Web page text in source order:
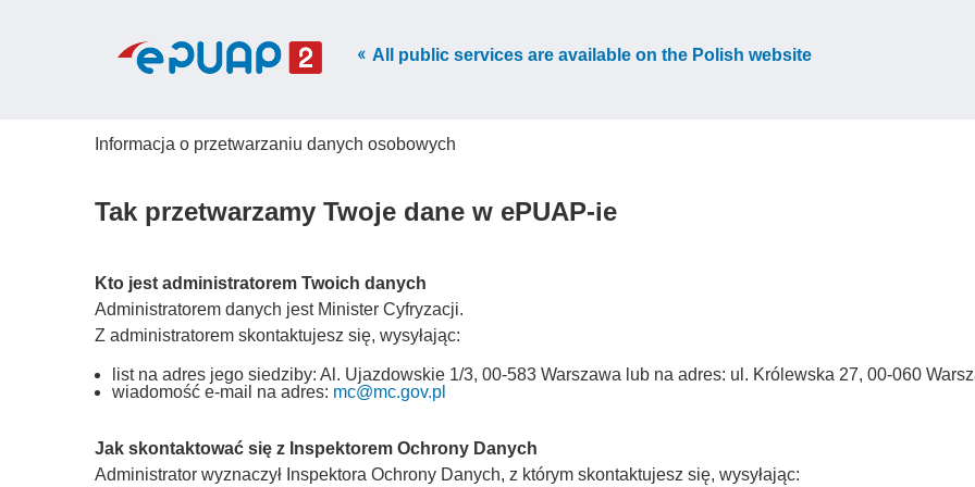
All public services are available on the Polish website
Informacja o przetwarzaniu danych osobowych
Tak przetwarzamy Twoje dane w ePUAP-ie
Kto jest administratorem Twoich danych
Administratorem danych jest Minister Cyfryzacji.
Z administratorem skontaktujesz się, wysyłając:
list na adres jego siedziby: Al. Ujazdowskie 1/3, 00-583 Warszawa lub na adres: ul. Królewska 27, 00-060
wiadomość e-mail na adres: mc@mc.gov.pl
Jak skontaktować się z Inspektorem Ochrony Danych
Administrator wyznaczył Inspektora Ochrony Danych, z którym skontaktujesz się, wysyłając: